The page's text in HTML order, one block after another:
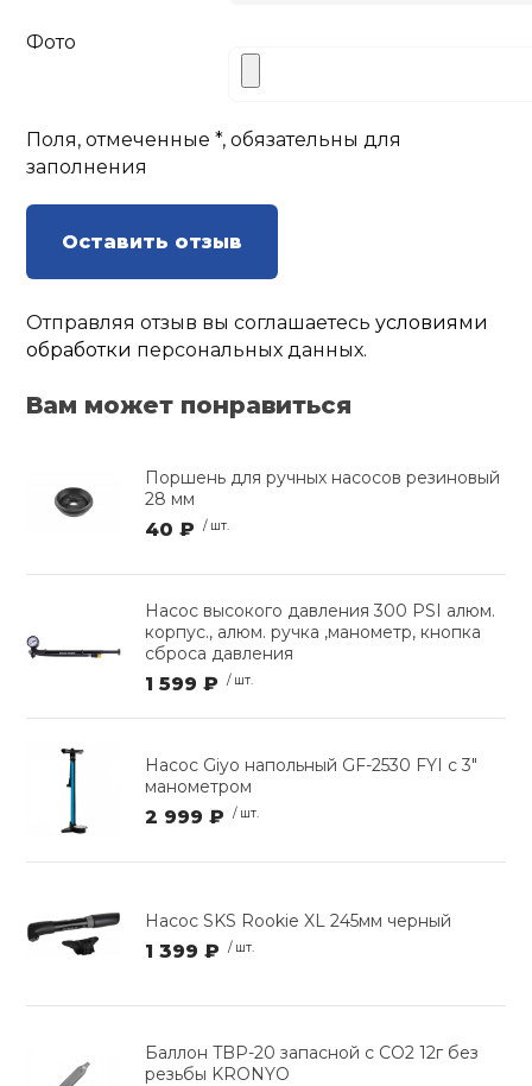
Фото
Поля, отмеченные *, обязательны для
заполнения
Оставить отзыв
Отправляя отзыв вы соглашаетесьусловиями
обработки персональных данных.
Вам может понравиться
Поршень для ручных насосов резиновый
28 мм
40 ₽ / шт.
Насос высокого давления 300 PSI алюм.
корпус., алюм. ручка ,манометр, кнопка
сброса давления
1 599 ₽ / шт.
Насос Giyo напольный GF-2530 FYI c 3"
манометром
2 999 ₽ / шт.
Насос SKS Rookie XL 245мм черный
1 399 ₽ / шт.
Баллон TBP-20 запасной с СО2 12г без
резьбы KRONYO